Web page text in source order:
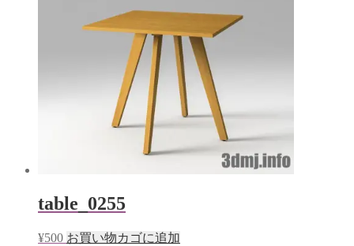
table_0255
¥500 お買い物カゴに追加